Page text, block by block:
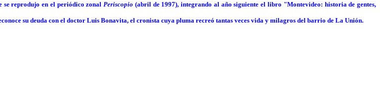
se reprodujo en el periódico zonalPeriscopio (abril de 1997), integrando al año siguiente el libro "Montevideo: historia de gentes,
su deuda con el doctor Luis Bonavita, el cronista cuya pluma recreó tantas veces vida y milagros del barrio de La Unión.